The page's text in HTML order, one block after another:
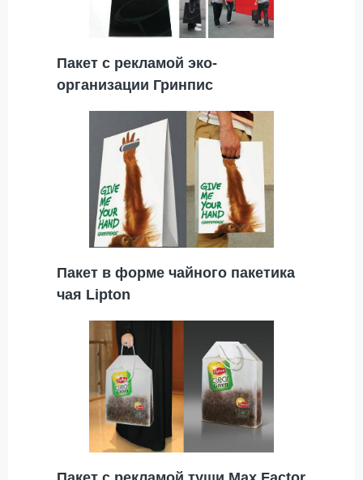
Пакет с рекламой эко-
организации Гринпис
Пакет в форме чайного пакетика
чая Lipton